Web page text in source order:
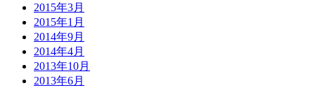
2015年3月
2015年1月
2014年9月
2014年4月
2013年10月
2013年6月